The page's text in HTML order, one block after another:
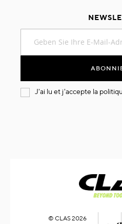
sich
an:
J'ai lu et j'accepte la
© CLAS 2026